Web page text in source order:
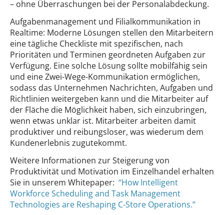
– ohne Überraschungen bei der Personalabdeckung.
Aufgabenmanagement und Filialkommunikation in
Realtime: Moderne Lösungen stellen den Mitarbeitern
eine tägliche Checkliste mit spezifischen, nach
Prioritäten und Terminen geordneten Aufgaben zur
Verfügung. Eine solche Lösung sollte mobilfähig sein
und eine Zwei-Wege-Kommunikation ermöglichen,
sodass das Unternehmen Nachrichten, Aufgaben und
Richtlinien weitergeben kann und die Mitarbeiter auf
der Fläche die Möglichkeit haben, sich einzubringen,
wenn etwas unklar ist. Mitarbeiter arbeiten damit
produktiver und reibungsloser, was wiederum dem
Kundenerlebnis zugutekommt.
Weitere Informationen zur Steigerung von
Produktivität und Motivation im Einzelhandel erhalten
Sie in unserem Whitepaper: “How Intelligent
Workforce Scheduling and Task Management
Technologies are Reshaping C-Store Operations.”